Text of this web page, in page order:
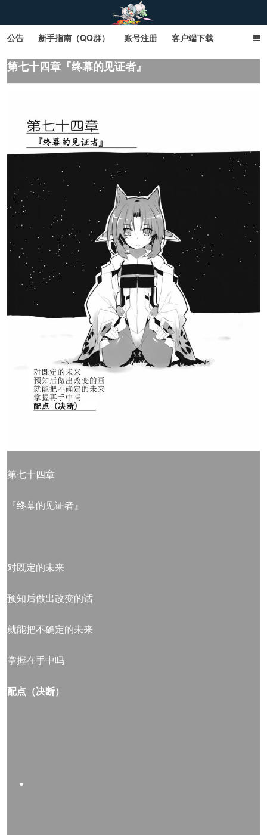
公告 新手指南（QQ群） 账号注册 客户端下载
SD钢达服数据库（网页版） SD钢达服数据库（石墨版）
第七十四章『终幕的见证者』
第七十四章
『终幕的见证者』
对既定的未来
预知后做出改变的话
就能把不确定的未来
掌握在手中吗
配点（决断）